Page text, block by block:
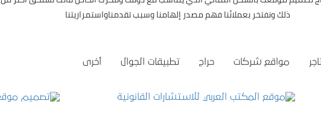
ذلك ونفتخر بعملائنا فهم مصدر إلهامنا وسبب تقدمناواستمراريتنا
مواقع شركات حراج تطبيقات الجوال أخرى